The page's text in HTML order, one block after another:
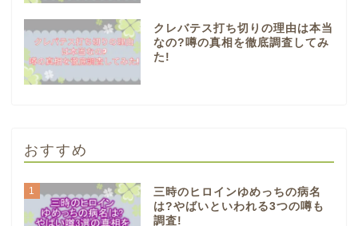
クレバテス打ち切りの理由は本当
なの?噂の真相を徹底調査してみ
た!
おすすめ
1
三時のヒロインゆめっちの病名
は?やばいといわれる3つの噂も
調査!